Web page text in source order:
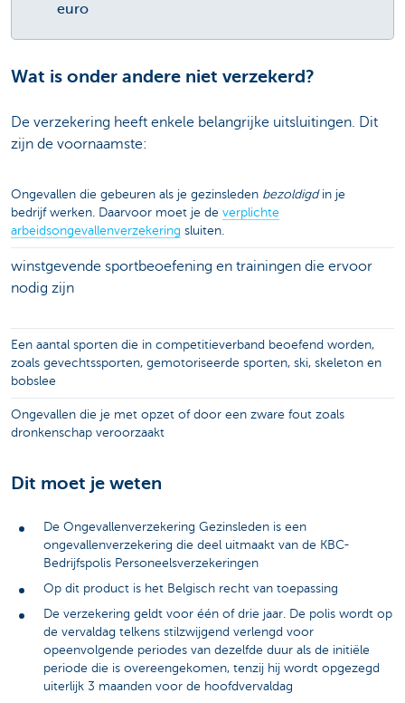
euro
Wat is onder andere niet verzekerd?
De verzekering heeft enkele belangrijke uitsluitingen. Dit
zijn de voornaamste:
Ongevallen die gebeuren als je gezinsleden bezoldigd in je
bedrijf werken. Daarvoor moet je de verplichte
arbeidsongevallenverzekering sluiten.
winstgevende sportbeoefening en trainingen die ervoor
nodig zijn
Een aantal sporten die in competitieverband beoefend worden,
zoals gevechtssporten, gemotoriseerde sporten, ski, skeleton en
bobslee
Ongevallen die je met opzet of door een zware fout zoals
dronkenschap veroorzaakt
Dit moet je weten
De Ongevallenverzekering Gezinsleden is een
ongevallenverzekering die deel uitmaakt van de KBC-
Bedrijfspolis Personeelsverzekeringen
Op dit product is het Belgisch recht van toepassing
De verzekering geldt voor één of drie jaar. De polis wordt op
de vervaldag telkens stilzwijgend verlengd voor
opeenvolgende periodes van dezelfde duur als de initiële
periode die is overeengekomen, tenzij hij wordt opgezegd
uiterlijk 3 maanden voor de hoofdvervaldag